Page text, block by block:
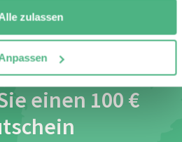
zulassen
für unseren
an und
einen 100 €